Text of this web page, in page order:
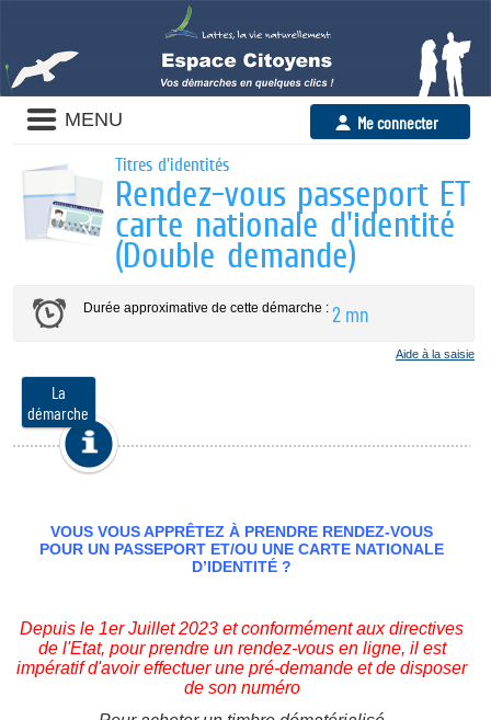
MENU Me connecter
Titres d'identités
Rendez-vous passeport ET
carte nationale d'identité
(Double demande)
Durée approximative de cette démarche : 2 mn
Aide à la saisie
La
démarche
Panneau de gestion des cookies